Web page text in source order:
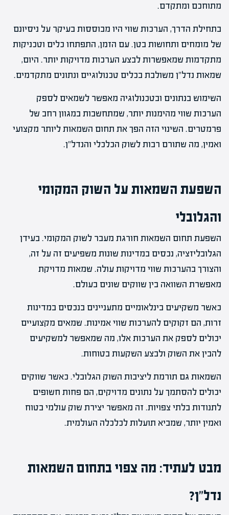
מתוחכם ומתקדם.
בתחילת הדרך, הערכות שווי היו מבוססות בעיקר על ניסיונם
של מומחים ותחושות בטן. עם הזמן, התפתחו כלים וטכניקות
מתקדמות שמאפשרות לבצע הערכות מדויקות יותר. היום,
שמאות נדל"ן משולבת בכלים טכנולוגיים ונתונים מתקדמים.
השימוש בנתונים ובטכנולוגיה מאפשר לשמאים לספק
הערכות שווי מהימנות יותר, שמתחשבות במגוון רחב של
פרמטרים. השינוי הזה הפך את תחום השמאות ליותר מקצועי
ואמין, מה שתורם רבות לשוק הכלכלי והנדל"ן.
השפעת השמאות על השוק המקומי
והגלובלי
השפעת תחום השמאות חורגת מעבר לשוק המקומי. בעידן
הגלובליזציה, נכסים במדינות שונות משפיעים זה על זה,
והצורך בהערכות שווי מדויקות עולה. שמאות מדויקת
מאפשרת השוואה בין שווקים שונים בעולם.
כאשר משקיעים בינלאומיים מתעניינים בנכסים במדינות
זרות, הם זקוקים להערכות שווי אמינות. שמאים מקצועיים
יכולים לספק את הערכות אלו, מה שמאפשר למשקיעים
להבין את השוק ולבצע השקעות בטוחות.
השמאות גם תורמת ליציבות השוק הגלובלי. כאשר שווקים
יכולים להסתמך על נתונים מדויקים, הם פחות חשופים
לתנודות בלתי צפויות. זה מאפשר יצירת שוק עולמי בטוח
ואמין יותר, שמביא תועלות לכלכלה העולמית.
מבט לעתיד: מה צפוי בתחום השמאות
נדל"ן?